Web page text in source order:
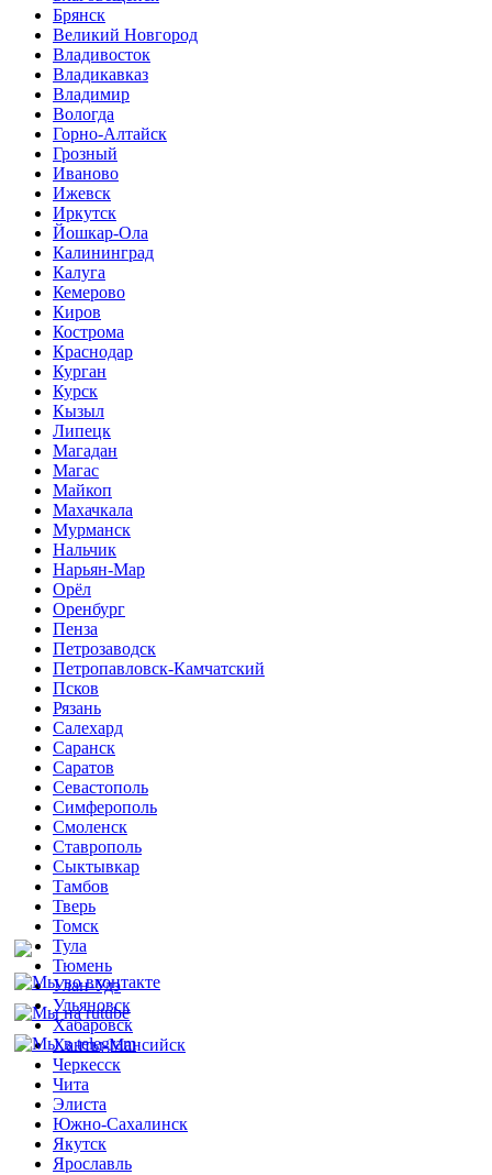
Брянск
Великий Новгород
Владивосток
Владикавказ
Владимир
Вологда
Горно-Алтайск
Грозный
Иваново
Ижевск
Иркутск
Йошкар-Ола
Калининград
Калуга
Кемерово
Киров
Кострома
Краснодар
Курган
Курск
Кызыл
Липецк
Магадан
Магас
Майкоп
Махачкала
Мурманск
Нальчик
Нарьян-Мар
Орёл
Оренбург
Пенза
Петрозаводск
Петропавловск-Камчатский
Псков
Рязань
Салехард
Саранск
Саратов
Севастополь
Симферополь
Смоленск
Ставрополь
Сыктывкар
Тамбов
Тверь
Томск
Тула
Тюмень
Улан-Удэ
Ульяновск
Хабаровск
Ханты-Мансийск
Черкесск
Чита
Элиста
Южно-Сахалинск
Якутск
Ярославль